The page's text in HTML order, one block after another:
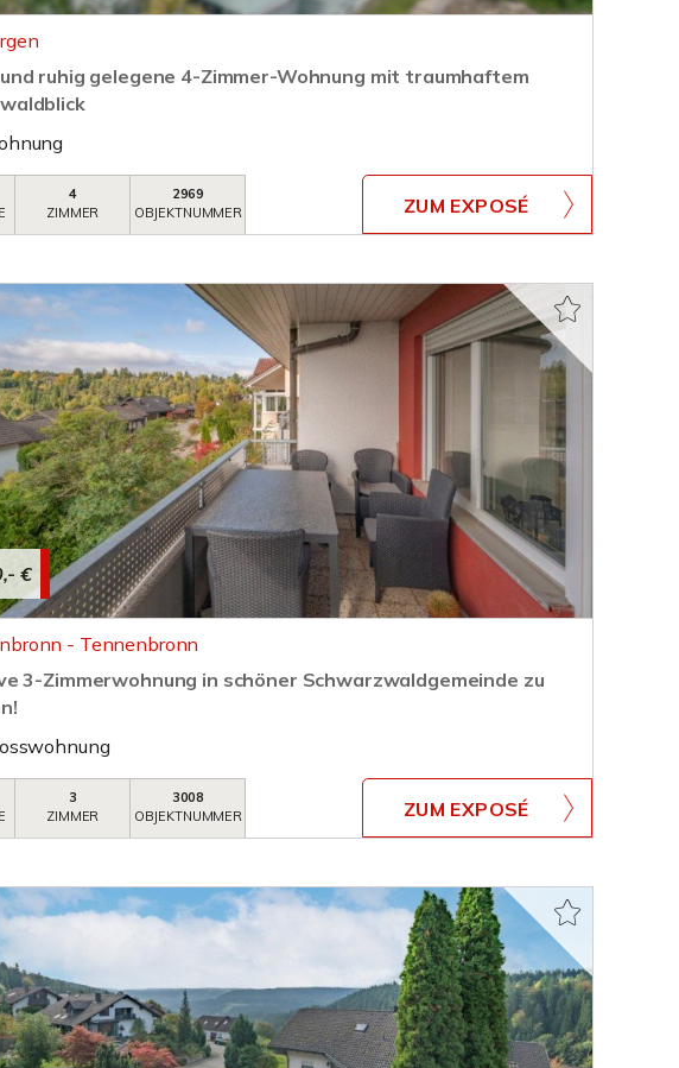
ruhig gelegene 4-Zimmer-Wohnung mit traumhaftem
4
ZIMMER
2969
OBJEKTNUMMER
ZUM EXPOSÉ
€
- Tennenbronn
3-Zimmerwohnung in schöner Schwarzwaldgemeinde zu
3
ZIMMER
3008
OBJEKTNUMMER
ZUM EXPOSÉ